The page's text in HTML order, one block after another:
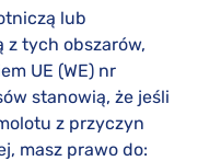
lub
z tych obszarów,
UE (WE) nr
stanowią, że jeśli
z przyczyn
masz prawo do: